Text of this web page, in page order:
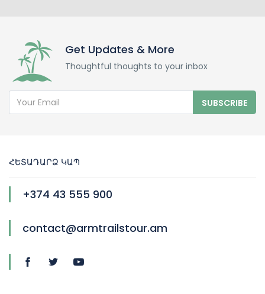
Get Updates & More
Thoughtful thoughts to your inbox
SUBSCRIBE
ՀԵՏԱԴԱՐՁ ԿԱՊ
+374 43 555 900
contact@armtrailstour.am